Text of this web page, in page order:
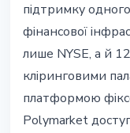
підтримку
фінансової
лише NYSE, а й
кліринговими
платформою
Polymarket